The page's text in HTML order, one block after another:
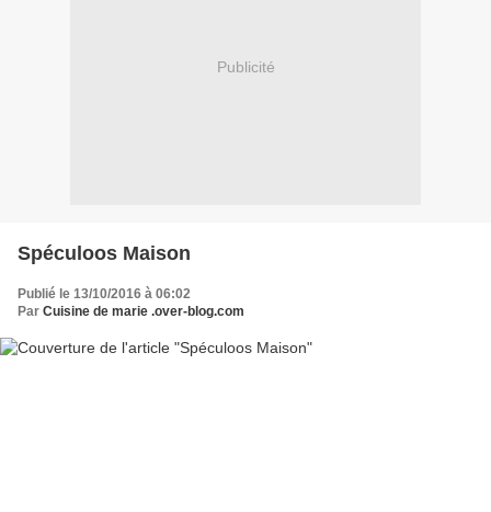
Publicité
Spéculoos Maison
Publié le 13/10/2016 à 06:02
Par Cuisine de marie .over-blog.com